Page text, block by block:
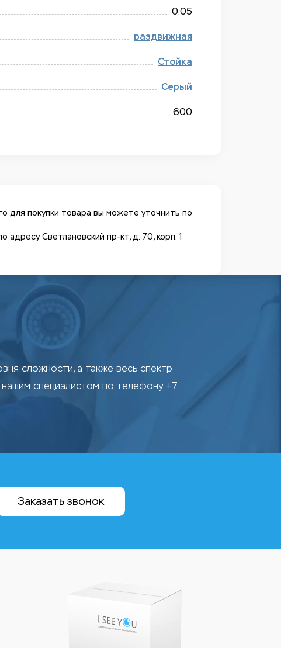
0.05
раздвижная
Стойка
Серый
600
для покупки товара вы можете уточнить по
Светлановский пр-кт, д. 70, корп. 1
сложности, а также весь спектр
специалистом по телефону +7
Заказать звонок